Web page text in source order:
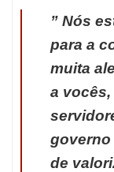
” Nós
para a
muita
a
governo
de